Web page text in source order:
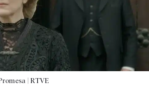
|RTVE